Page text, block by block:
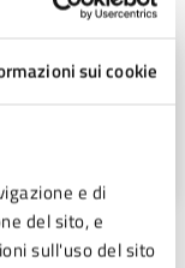
sui cookie
e di
del sito, e
sull'uso del sito